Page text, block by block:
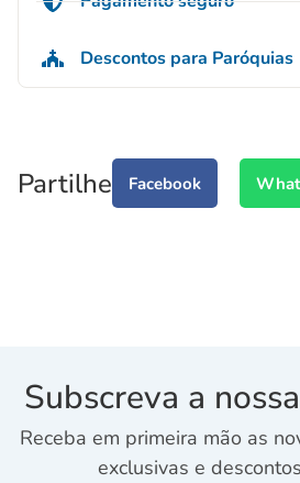
Descontos para Paróquias
Partilhe Facebook
Subscreva a
Receba em primeira mão as
exclusivas e